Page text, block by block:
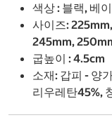
색상 : 블랙, 베
사이즈:
245mm,
굽높이 : 4.5cm
소재: 갑피 - 양
리우레탄45%,